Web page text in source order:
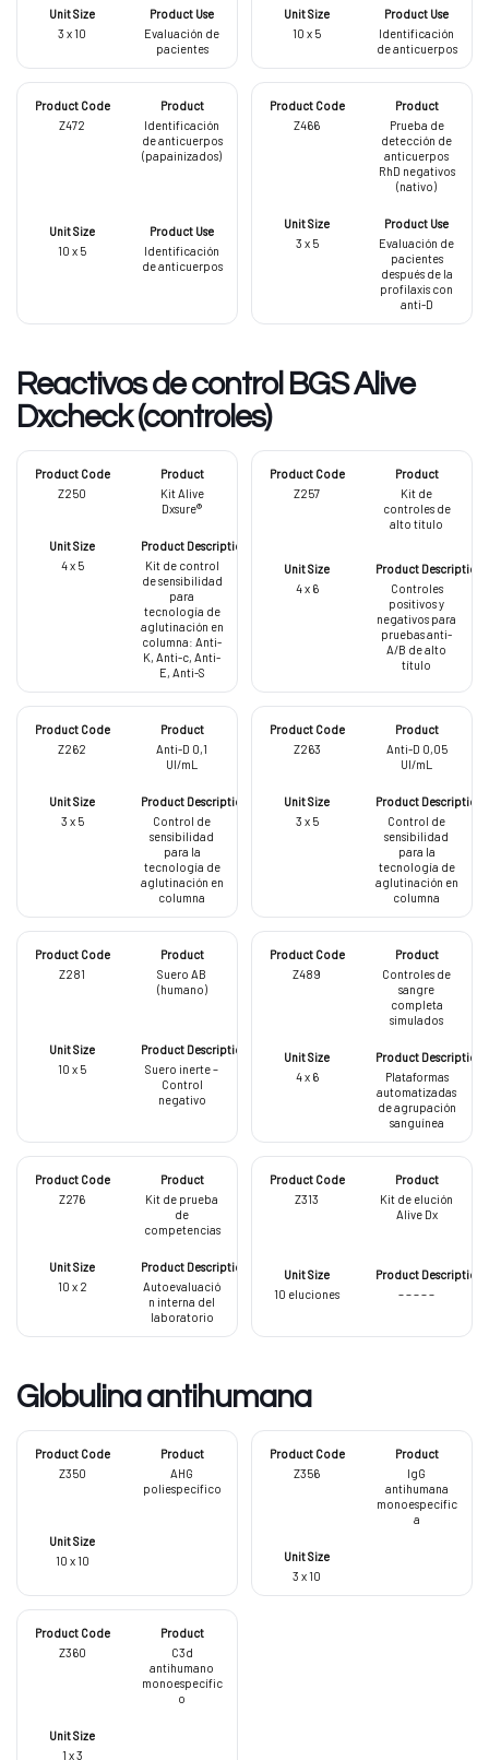
3 x 10
Evaluación de
pacientes
10 x 5
Identificación
de anticuerpos
Z472
Identificación
de anticuerpos
(papainizados)
10 x 5
Identificación
de anticuerpos
Z466
Prueba de
detección de
anticuerpos
RhD negativos
(nativo)
3 x 5
Evaluación de
pacientes
después de la
profilaxis con
anti-D
Reactivos de control BGS Alive
Dxcheck (controles)
Z250
Kit Alive
Dxsure®
4 x 5
Kit de control
de sensibilidad
para
tecnología de
aglutinación en
columna: Anti-
K, Anti-c, Anti-
E, Anti-S
Z257
Kit de
controles de
alto título
4 x 6
Controles
positivos y
negativos para
pruebas anti-
A/B de alto
título
Z262
Anti-D 0,1
UI/mL
3 x 5
Control de
sensibilidad
para la
tecnología de
aglutinación en
columna
Z263
Anti-D 0,05
UI/mL
3 x 5
Control de
sensibilidad
para la
tecnología de
aglutinación en
columna
Z281
Suero AB
(humano)
10 x 5
Suero inerte –
Control
negativo
Z489
Controles de
sangre
completa
simulados
4 x 6
Plataformas
automatizadas
de agrupación
sanguínea
Z276
Kit de prueba
de
competencias
10 x 2
Autoevaluació
n interna del
laboratorio
Z313
Kit de elución
Alive Dx
10 eluciones – – – – –
Globulina antihumana
Z350
AHG
poliespecífico
10 x 10
Z356
IgG
antihumana
monoespecífic
a
3 x 10
Z360
C3d
antihumano
monoespecífic
o
1 x 3